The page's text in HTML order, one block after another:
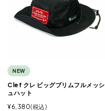
NEW
Clef クレ ビッグブリムフルメッシ
ュハット
¥6,380 税込